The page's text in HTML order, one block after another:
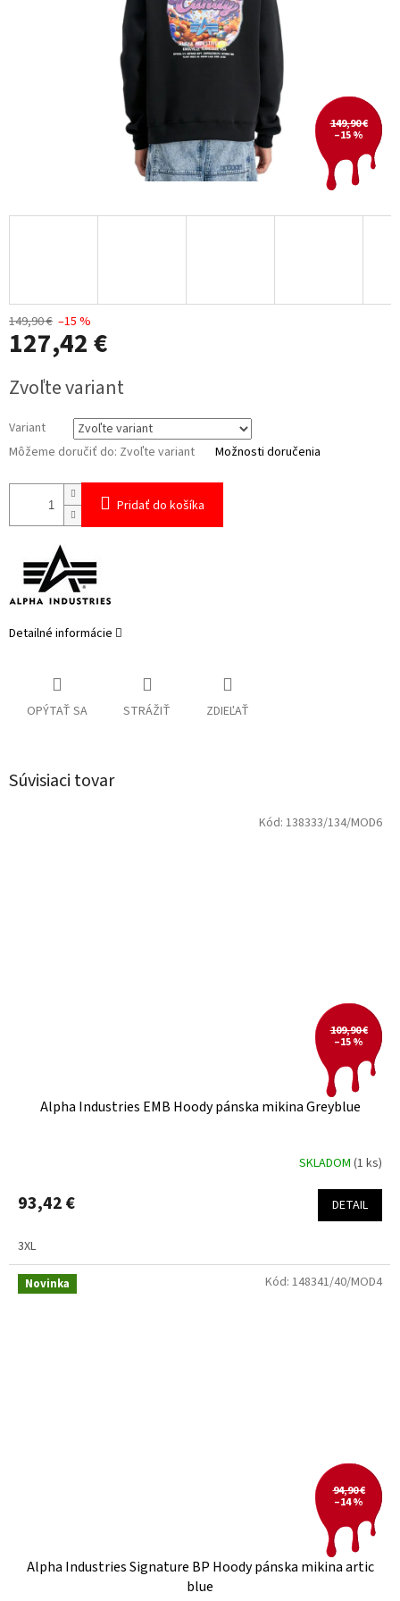
149,90 €
–15 %
149,90 € –15 %
127,42 €
cena:
Zvoľte variant
Variant
Môžeme doručiť do: Zvoľte variant Možnosti doručenia
Pridať do košíka
Detailné informácie
OPÝTAŤ SA STRÁŽIŤ ZDIEĽAŤ
Súvisiaci tovar
109,90 €
–15 %
Alpha Industries EMB Hoody pánska mikina Greyblue
SKLADOM (1 ks)
93,42 € DETAIL
3XL
Kód: 138333/134/MOD6
Novinka
94,90 €
–14 %
Alpha Industries Signature BP Hoody pánska mikina artic
blue
Kód: 148341/40/MOD4